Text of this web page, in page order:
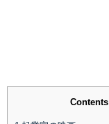
Contents